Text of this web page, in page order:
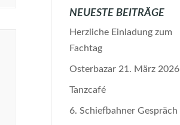
NEUESTE BEITRÄGE
Herzliche Einladung zum
Fachtag
Osterbazar 21. März 2026
Tanzcafé
6. Schiefbahner Gespräch